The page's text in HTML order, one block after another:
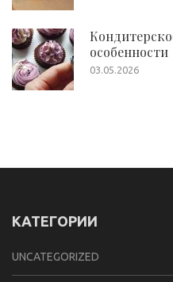
особенности
03.05.2026
КАТЕГОРИИ
UNCATEGORIZED